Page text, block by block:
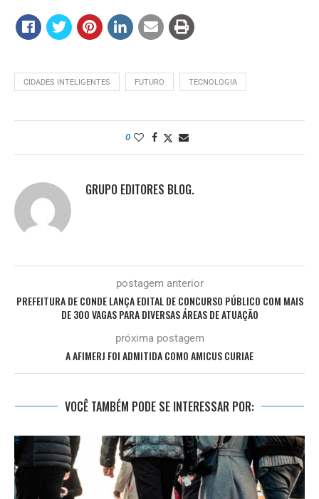
CIDADES INTELIGENTES FUTURO TECNOLOGIA
0
GRUPO EDITORES BLOG.
postagem anterior
PREFEITURA DE CONDE LANÇA EDITAL DE CONCURSO PÚBLICO COM MAIS
DE 300 VAGAS PARA DIVERSAS ÁREAS DE ATUAÇÃO
próxima postagem
A AFIMERJ FOI ADMITIDA COMO AMICUS CURIAE
VOCÊ TAMBÉM PODE SE INTERESSAR POR: